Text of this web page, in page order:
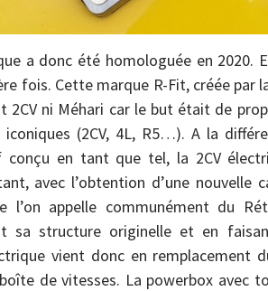
a donc été homologuée en 2020.
fois. Cette marque R-Fit, créée par
ni Méhari car le but était de
iconiques (2CV, 4L, R5…). A la
conçu en tant que tel, la 2CV
avec l’obtention d’une
l’on appelle communément du
sa structure originelle et en
vient donc en remplacement
de vitesses. La powerbox avec